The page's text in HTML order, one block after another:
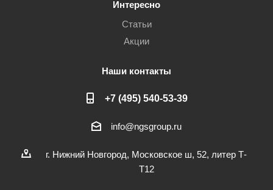
Интересно
Статьи
Акции
Наши контакты
+7 (495) 540-53-39
info@ngsgroup.ru
г. Нижний Новгород, Московское ш, 52, литер Т-
Т12